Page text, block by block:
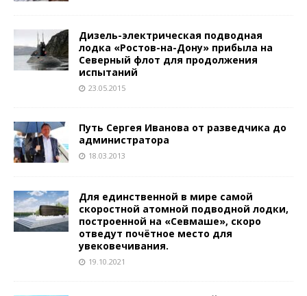
Дизель-электрическая подводная
лодка «Ростов-на-Дону» прибыла на
Северный флот для продолжения
испытаний
23.05.2015
Путь Сергея Иванова от разведчика до
администратора
18.03.2013
Для единственной в мире самой
скоростной атомной подводной лодки,
построенной на «Севмаше», скоро
отведут почётное место для
увековечивания.
19.10.2021